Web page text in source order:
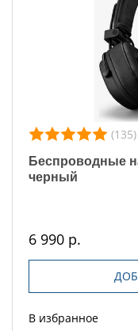
(135)
Беспроводные
черный
6 990 р.
В избранное